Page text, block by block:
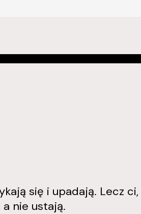
się i upadają. Lecz
a nie ustają.